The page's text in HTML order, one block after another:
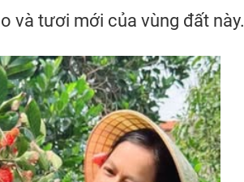
và tươi mới của vùng đất này.